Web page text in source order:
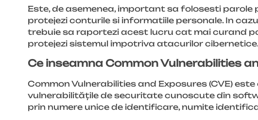
Este, de asemenea, important sa folosesti
protejezi conturile si informatiile personale. In
trebuie sa raportezi acest lucru cat mai curand
protejezi sistemul impotriva atacurilor
Ce inseamna Common Vulnerabilities
Common Vulnerabilities and Exposures (CVE)
vulnerabilitățile de securitate cunoscute din
prin numere unice de identificare, numite